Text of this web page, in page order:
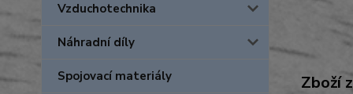
Vzduchotechnika
Náhradní díly
Spojovací materiály Zboží